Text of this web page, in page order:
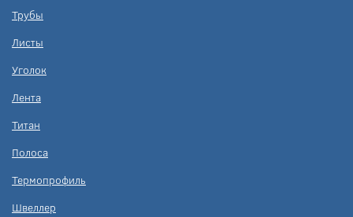
Трубы
Листы
Уголок
Лента
Титан
Полоса
Термопрофиль
Швеллер